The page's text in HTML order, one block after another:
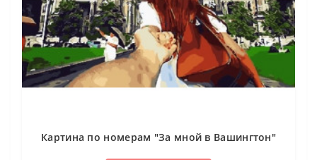
Картина по номерам "За мной в Вашингтон"